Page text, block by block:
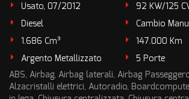
Usato, 07/2012
92 KW/125
Diesel
Cambio
1.686 Cm³
147.000 Km
Argento Metallizzato
5 Porte
ABS, Airbag, Airbag laterali, Airbag
Alzacristalli elettrici, Autoradio,